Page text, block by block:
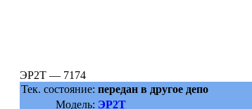
ЭР2Т — 7174
Тек. состояние: передан в другое депо
Модель: ЭР2Т